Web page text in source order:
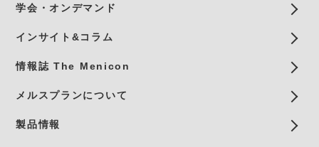
学会・オンデマンド
インサイト&コラム
情報誌 The Menicon
メルスプランについて
製品情報